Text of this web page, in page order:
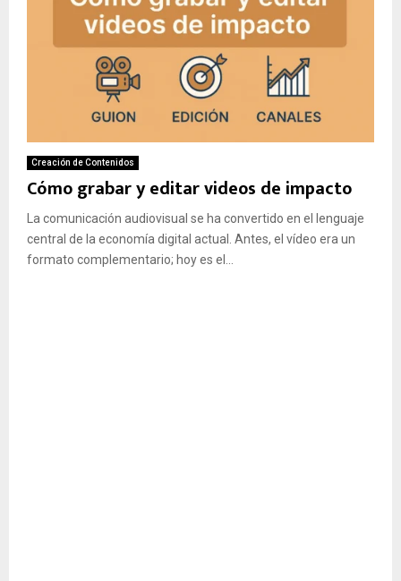
Creación de Contenidos
Cómo grabar y editar videos de impacto
La comunicación audiovisual se ha convertido en el lenguaje
central de la economía digital actual. Antes, el vídeo era un
formato complementario; hoy es el...